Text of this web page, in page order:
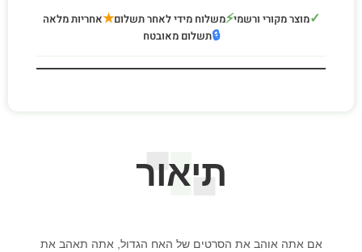
✓מוצר מקורי ורשמי⚡משלוח מידי לאחר תשלום★אחריות מלאה
🔒תשלום מאובטח
תיאור
אם אתה אוהב את הסרטים של האח הגדול, אתה תאהב את